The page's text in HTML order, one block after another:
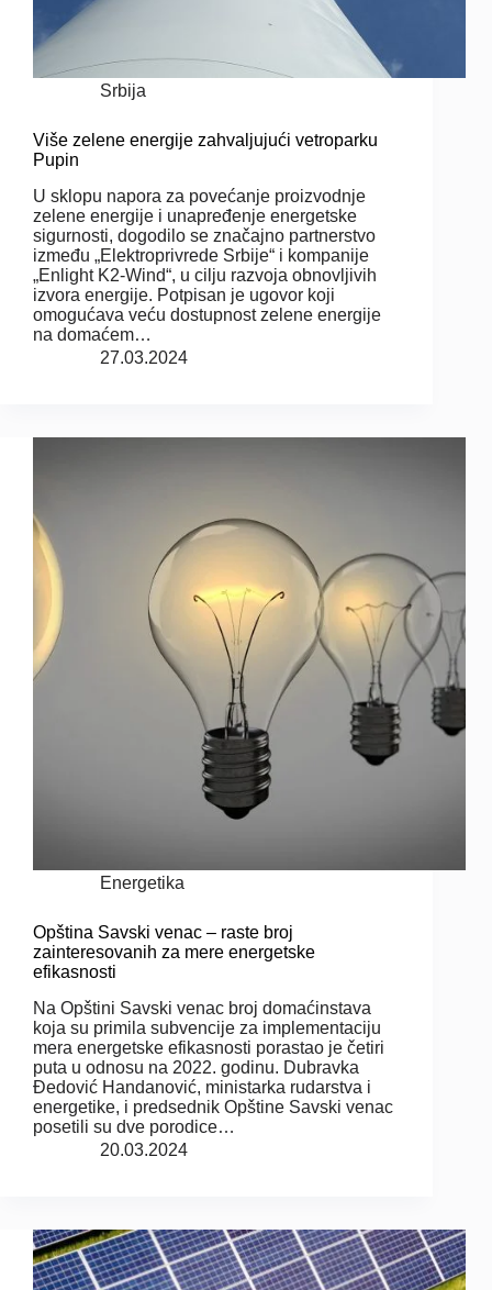
Srbija
Više zelene energije zahvaljujući vetroparku
Pupin
U sklopu napora za povećanje proizvodnje
zelene energije i unapređenje energetske
sigurnosti, dogodilo se značajno partnerstvo
između „Elektroprivrede Srbije“ i kompanije
„Enlight K2-Wind“, u cilju razvoja obnovljivih
izvora energije. Potpisan je ugovor koji
omogućava veću dostupnost zelene energije
na domaćem…
27.03.2024
Energetika
Opština Savski venac – raste broj
zainteresovanih za mere energetske
efikasnosti
Na Opštini Savski venac broj domaćinstava
koja su primila subvencije za implementaciju
mera energetske efikasnosti porastao je četiri
puta u odnosu na 2022. godinu. Dubravka
Đedović Handanović, ministarka rudarstva i
energetike, i predsednik Opštine Savski venac
posetili su dve porodice…
20.03.2024